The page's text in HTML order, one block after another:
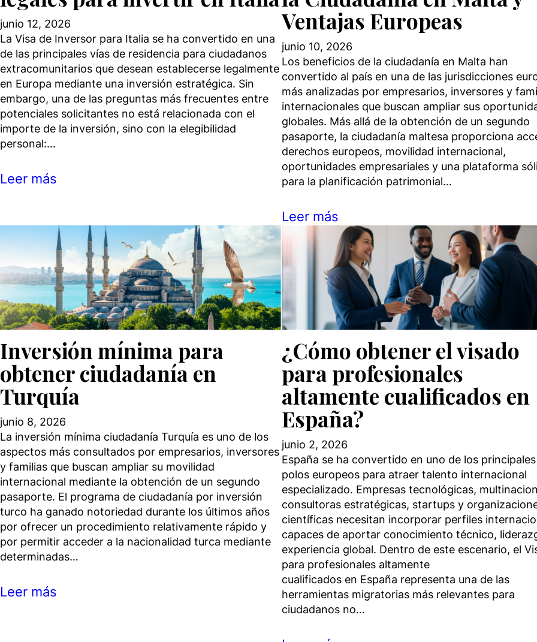
junio 12, 2026
La Visa de Inversor para Italia se ha convertido en una
de las principales vías de residencia para ciudadanos
extracomunitarios que desean establecerse legalmente
en Europa mediante una inversión estratégica. Sin
embargo, una de las preguntas más frecuentes entre
potenciales solicitantes no está relacionada con el
importe de la inversión, sino con la elegibilidad
personal:…
Leer más
Ventajas Europeas
junio 10, 2026
Los beneficios de la ciudadanía en Malta han
convertido al país en una de las jurisdicciones
más analizadas por empresarios, inversores y
internacionales que buscan ampliar sus
globales. Más allá de la obtención de un segundo
pasaporte, la ciudadanía maltesa proporciona
derechos europeos, movilidad internacional,
oportunidades empresariales y una plataforma
para la planificación patrimonial…
Leer más
Inversión mínima para
obtener ciudadanía en
Turquía
junio 8, 2026
La inversión mínima ciudadanía Turquía es uno de los
aspectos más consultados por empresarios, inversores
y familias que buscan ampliar su movilidad
internacional mediante la obtención de un segundo
pasaporte. El programa de ciudadanía por inversión
turco ha ganado notoriedad durante los últimos años
por ofrecer un procedimiento relativamente rápido y
por permitir acceder a la nacionalidad turca mediante
determinadas…
Leer más
¿Cómo obtener el visado
para profesionales
altamente cualificados en
España?
junio 2, 2026
España se ha convertido en uno de los principales
polos europeos para atraer talento internacional
especializado. Empresas tecnológicas,
consultoras estratégicas, startups y
científicas necesitan incorporar perfiles
capaces de aportar conocimiento técnico,
experiencia global. Dentro de este escenario, el
para profesionales altamente
cualificados en España representa una de las
herramientas migratorias más relevantes para
ciudadanos no…